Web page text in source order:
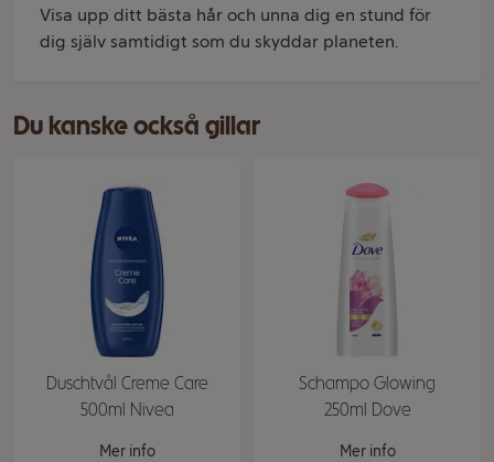
Visa upp ditt bästa hår och unna dig en stund för
dig själv samtidigt som du skyddar planeten.
Du kanske också gillar
Duschtvål Creme Care
500ml Nivea
Mer info
Schampo Glowing
250ml Dove
Mer info